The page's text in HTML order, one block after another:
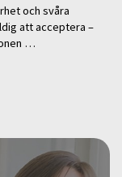
och svåra
att acceptera –
…